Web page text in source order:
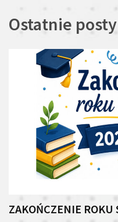
Ostatnie posty
ZAKOŃCZENIE